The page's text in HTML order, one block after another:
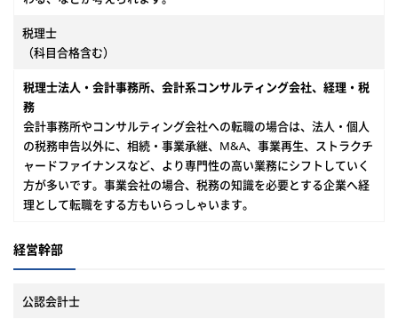
税理士
（科目合格含む）
税理士法人・会計事務所、会計系コンサルティング会社、経理・税
務
会計事務所やコンサルティング会社への転職の場合は、法人・個人
の税務申告以外に、相続・事業承継、M&A、事業再生、ストラクチ
ャードファイナンスなど、より専門性の高い業務にシフトしていく
方が多いです。事業会社の場合、税務の知識を必要とする企業へ経
理として転職をする方もいらっしゃいます。
経営幹部
公認会計士